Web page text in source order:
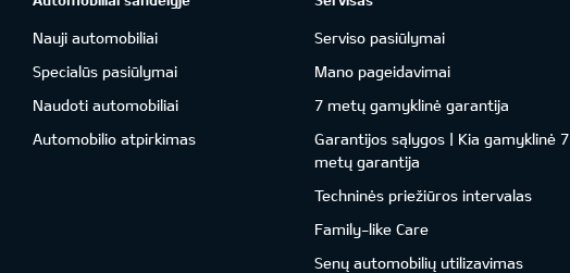
Nauji automobiliai
Specialūs pasiūlymai
Naudoti automobiliai
Automobilio atpirkimas
Serviso pasiūlymai
Mano pageidavimai
7 metų gamyklinė garantija
Garantijos sąlygos | Kia gamyklinė 7
metų garantija
Techninės priežiūros intervalas
Family-like Care
Senų automobilių utilizavimas